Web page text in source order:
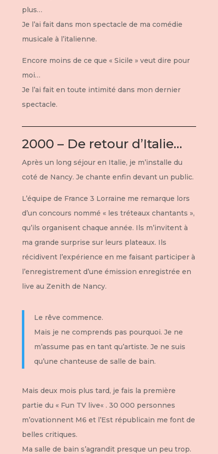
plus…
Je l’ai fait dans mon spectacle de ma comédie
musicale à l’italienne.
Encore moins de ce que « Sicile » veut dire pour
moi…
Je l’ai fait en toute intimité dans mon dernier
spectacle.
2000 – De retour d’Italie…
Après un long séjour en Italie, je m’installe du
coté de Nancy. Je chante enfin devant un public.
L’équipe de France 3 Lorraine me remarque lors
d’un concours nommé « les tréteaux chantants »,
qu’ils organisent chaque année. Ils m’invitent à
ma grande surprise sur leurs plateaux. Ils
récidivent l’expérience en me faisant participer à
l’enregistrement d’une émission enregistrée en
live au Zenith de Nancy.
Le rêve commence.
Mais je ne comprends pas pourquoi. Je ne
m’assume pas en tant qu’artiste. Je ne suis
qu’une chanteuse de salle de bain.
Mais deux mois plus tard, je fais la première
partie du « Fun TV live« . 30 000 personnes
m’ovationnent M6 et l’Est républicain me font de
belles critiques.
Ma salle de bain s’agrandit presque un peu trop.